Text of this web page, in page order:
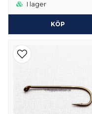
I lager
KÖP